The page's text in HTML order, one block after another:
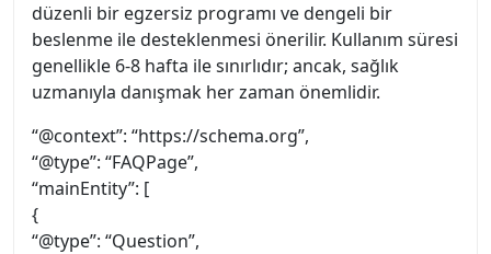
düzenli bir egzersiz programı ve dengeli bir
beslenme ile desteklenmesi önerilir. Kullanım süresi
genellikle 6-8 hafta ile sınırlıdır; ancak, sağlık
uzmanıyla danışmak her zaman önemlidir.
“@context”: “https://schema.org”,
“@type”: “FAQPage”,
“mainEntity”: [
{
“@type”: “Question”,